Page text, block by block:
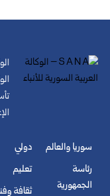
سوريا والعالم
رئاسة
الجمهورية
دولي
تعليم
ثقافة